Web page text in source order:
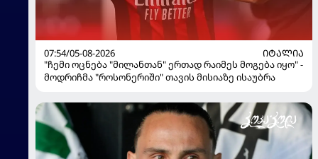
07:54/05-08-2026
ᲘᲢᲐᲚᲘᲐ
"ჩემი ოცნება "მილანთან" ერთად რაიმეს მოგება იყო" -
მოდრიჩმა "როსონერიში" თავის მისიაზე ისაუბრა